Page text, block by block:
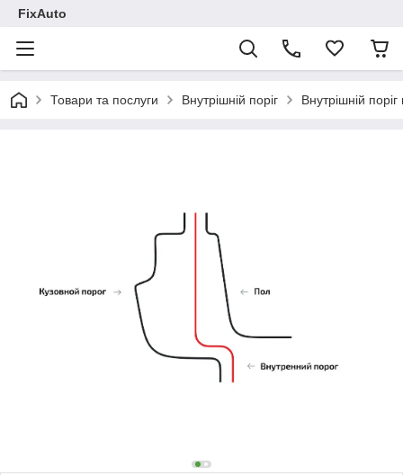
FixAuto
Товари та послуги Внутрішній поріг Внутрішній